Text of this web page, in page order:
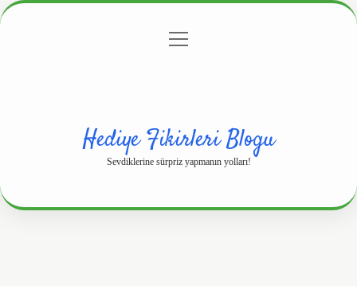
Gizlilik Politikası
menüyü
Hediye Fikirleri Blogu
Sevdiklerine sürpriz yapmanın yolları!